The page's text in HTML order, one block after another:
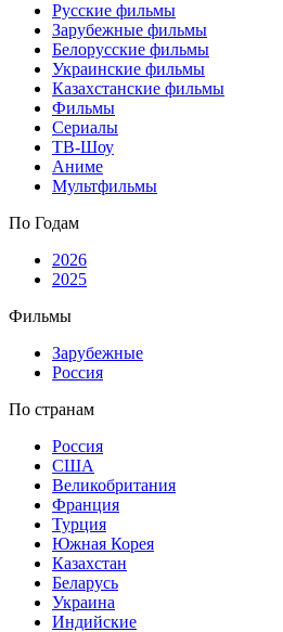
Русские фильмы
Зарубежные фильмы
Белорусские фильмы
Украинские фильмы
Казахстанские фильмы
Фильмы
Сериалы
ТВ-Шоу
Аниме
Мультфильмы
По Годам
2026
2025
Фильмы
Зарубежные
Россия
По странам
Россия
США
Великобритания
Франция
Турция
Южная Корея
Казахстан
Беларусь
Украина
Индийские